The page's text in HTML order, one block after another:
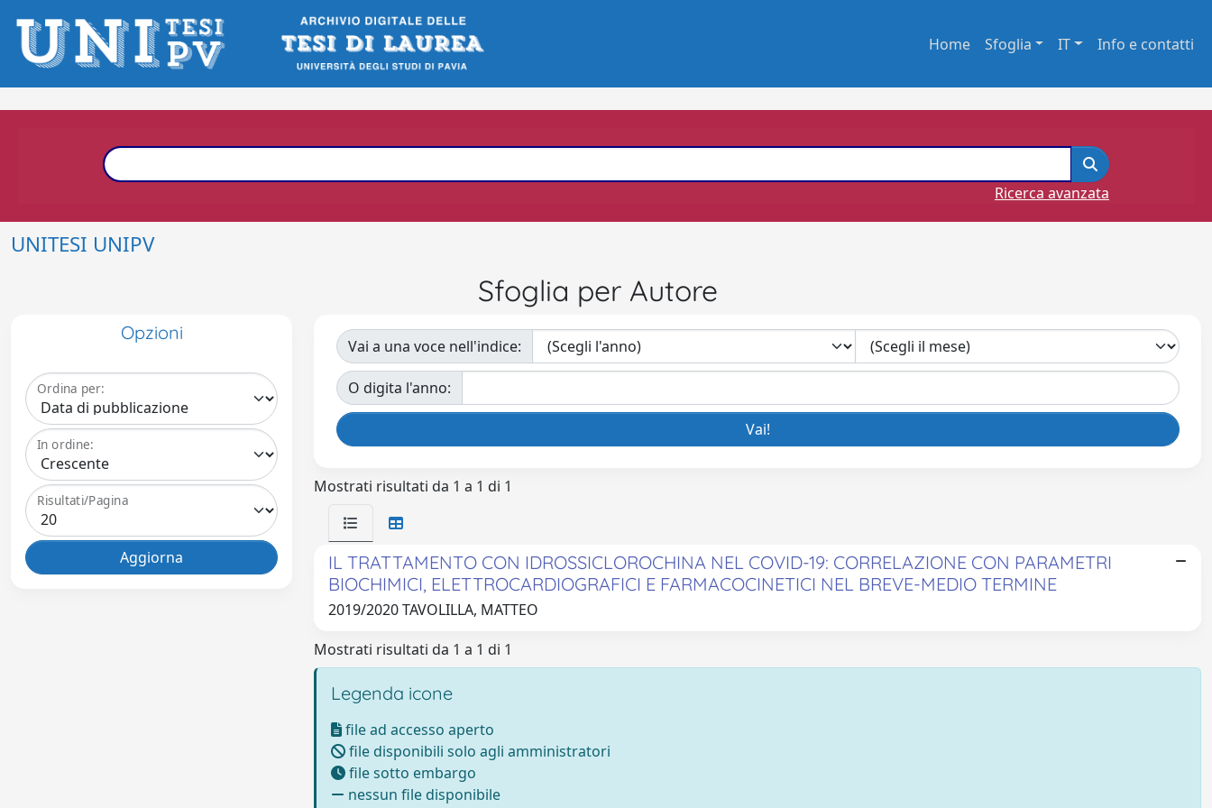
Home Sfoglia IT Info e contatti
Ricerca avanzata
UNITESI UNIPV
Sfoglia per Autore
Opzioni
Ordina per:
In ordine:
Risultati/Pagina
Vai a una voce nell'indice:
O digita l'anno:
Mostrati risultati da 1 a 1 di 1
IL TRATTAMENTO CON IDROSSICLOROCHINA NEL COVID-19: CORRELAZIONE CON PARAMETRI
BIOCHIMICI, ELETTROCARDIOGRAFICI E FARMACOCINETICI NEL BREVE-MEDIO TERMINE
2019/2020 TAVOLILLA, MATTEO
Mostrati risultati da 1 a 1 di 1
Legenda icone
file ad accesso aperto
file disponibili solo agli amministratori
file sotto embargo
nessun file disponibile